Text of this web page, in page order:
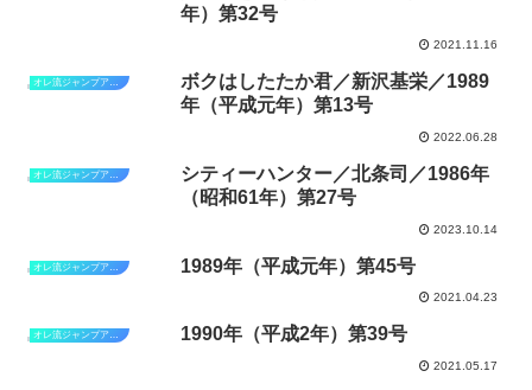
年）第32号
2021.11.16
オレ流ジャンプアゲイン
ボクはしたたか君／新沢基栄／1989
年（平成元年）第13号
2022.06.28
オレ流ジャンプアゲイン
シティーハンター／北条司／1986年
（昭和61年）第27号
2023.10.14
1989年（平成元年）第45号
2021.04.23
オレ流ジャンプアゲイン－1990年 1990年（平成2年）第39号
2021.05.17